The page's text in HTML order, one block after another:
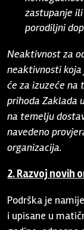
zastupanje
porodiljni
Neaktivnost za
neaktivnosti
će za izuzeće na
prihoda Zaklada
na temelju
navedeno
organizacija.
2. Razvoj novih
Podrška je
i upisane u